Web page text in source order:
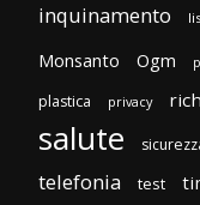
inquinamento
Monsanto Ogm
plastica privacy
salute
telefonia test